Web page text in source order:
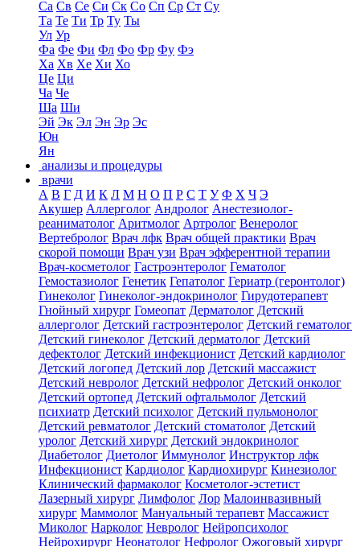
Са Св Се Си Ск Со Сп Ср Ст Су
Та Те Ти Тр Ту Ты
Ул Ур
Фа Фе Фи Фл Фо Фр Фу Фэ
Ха Хв Хе Хи Хо
Це Ци
Ча Че
Ша Ши
Эй Эк Эл Эн Эр Эс
Юн
Ян
анализы и процедуры
врачи
А В Г Д И К Л М Н О П Р С Т У Ф Х Ч Э
Акушер Аллерголог Андролог Анестезиолог-
реаниматолог Аритмолог Артролог Венеролог
Вертебролог Врач лфк Врач общей практики Врач
скорой помощи Врач узи Врач эфферентной терапии
Врач-косметолог Гастроэнтеролог Гематолог
Гемостазиолог Генетик Гепатолог Гериатр (геронтолог)
Гинеколог Гинеколог-эндокринолог Гирудотерапевт
Гнойный хирург Гомеопат Дерматолог Детский
аллерголог Детский гастроэнтеролог Детский гематолог
Детский гинеколог Детский дерматолог Детский
дефектолог Детский инфекционист Детский кардиолог
Детский логопед Детский лор Детский массажист
Детский невролог Детский нефролог Детский онколог
Детский ортопед Детский офтальмолог Детский
психиатр Детский психолог Детский пульмонолог
Детский ревматолог Детский стоматолог Детский
уролог Детский хирург Детский эндокринолог
Диабетолог Диетолог Иммунолог Инструктор лфк
Инфекционист Кардиолог Кардиохирург Кинезиолог
Клинический фармаколог Косметолог-эстетист
Лазерный хирург Лимфолог Лор Малоинвазивный
хирург Маммолог Мануальный терапевт Массажист
Миколог Нарколог Невролог Нейропсихолог
Нейрохирург Неонатолог Нефролог Ожоговый хирург